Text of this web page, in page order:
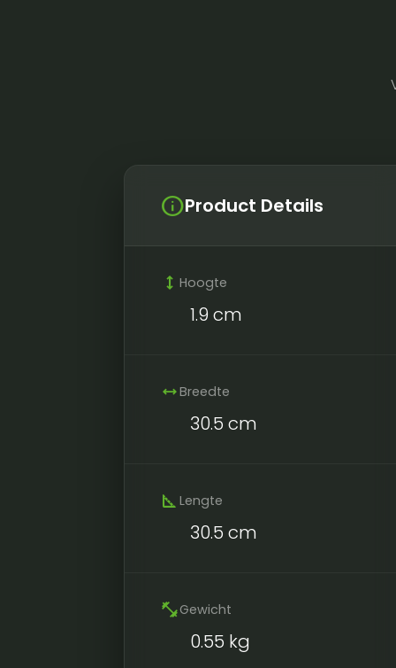
infoProduct Details
height Hoogte
1.9 cm
widthBreedte
30.5 cm
square_foot Lengte
30.5 cm
fitness_centerGewicht
0.55 kg